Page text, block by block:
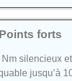
Points forts
silencieux
jusqu’à